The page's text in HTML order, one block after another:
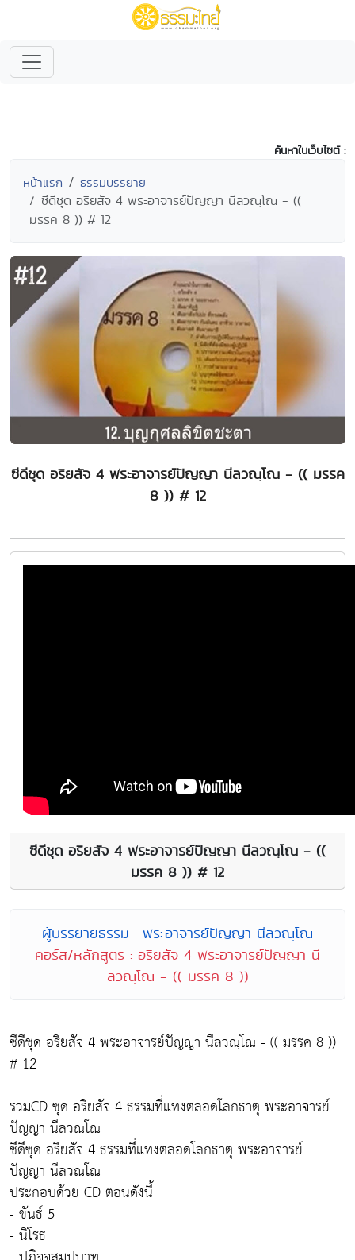
ค้นหาในเว็บไซต์ :
หน้าแรก ธรรมบรรยาย
ซีดีชุด อริยสัจ 4 พระอาจารย์ปัญญา นีลวณฺโณ - ((
มรรค 8 )) # 12
ซีดีชุด อริยสัจ 4 พระอาจารย์ปัญญา นีลวณฺโณ - (( มรรค
8 )) # 12
ซีดีชุด อริยสัจ 4 พระอาจารย์ปัญญา นีลวณฺโณ - ((
มรรค 8 )) # 12
ผู้บรรยายธรรม : พระอาจารย์ปัญญา นีลวณฺโณ
คอร์ส/หลักสูตร : อริยสัจ 4 พระอาจารย์ปัญญา นี
ลวณฺโณ - (( มรรค 8 ))
ซีดีชุด อริยสัจ 4 พระอาจารย์ปัญญา นีลวณฺโณ - (( มรรค 8 ))
# 12
รวมCD ชุด อริยสัจ 4 ธรรมที่แทงตลอดโลกธาตุ พระอาจารย์
ปัญญา นีลวณฺโณ
ซีดีชุด อริยสัจ 4 ธรรมที่แทงตลอดโลกธาตุ พระอาจารย์
ปัญญา นีลวณฺโณ
ประกอบด้วย CD ตอนดังนี้
- ขันธ์ 5
- นิโรธ